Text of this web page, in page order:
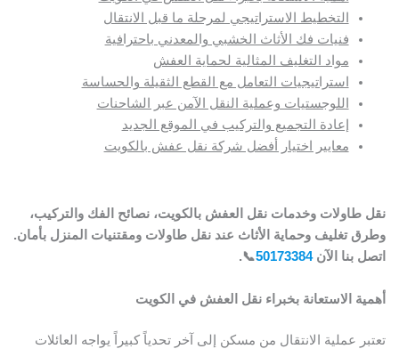
التخطيط الاستراتيجي لمرحلة ما قبل الانتقال
فنيات فك الأثاث الخشبي والمعدني باحترافية
مواد التغليف المثالية لحماية العفش
استراتيجيات التعامل مع القطع الثقيلة والحساسة
اللوجستيات وعملية النقل الآمن عبر الشاحنات
إعادة التجميع والتركيب في الموقع الجديد
معايير اختيار أفضل شركة نقل عفش بالكويت
نقل طاولات وخدمات نقل العفش بالكويت، نصائح الفك والتركيب،
وطرق تغليف وحماية الأثاث عند نقل طاولات ومقتنيات المنزل بأمان.
اتصل بنا الآن50173384
📞.
أهمية الاستعانة بخبراء نقل العفش في الكويت
تعتبر عملية الانتقال من مسكن إلى آخر تحدياً كبيراً يواجه العائلات